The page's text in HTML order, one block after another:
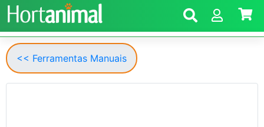
<< Ferramentas Manuais